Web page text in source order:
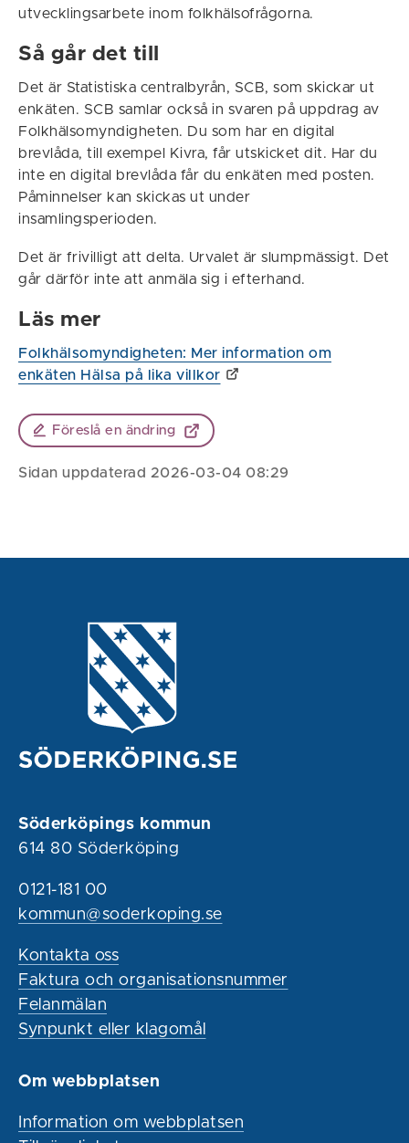
utvecklingsarbete inom folkhälsofrågorna.
Så går det till
Det är Statistiska centralbyrån, SCB, som skickar ut
enkäten. SCB samlar också in svaren på uppdrag av
Folkhälsomyndigheten. Du som har en digital
brevlåda, till exempel Kivra, får utskicket dit. Har du
inte en digital brevlåda får du enkäten med posten.
Påminnelser kan skickas ut under
insamlingsperioden.
Det är frivilligt att delta. Urvalet är slumpmässigt. Det
går därför inte att anmäla sig i efterhand.
Läs mer
Folkhälsomyndigheten: Mer information om
enkäten Hälsa på lika villkor
Föreslå en ändring
Sidan uppdaterad 2026-03-04 08:29
Söderköpings kommun
614 80 Söderköping
0121-181 00
kommun@soderkoping.se
Kontakta oss
Faktura och organisationsnummer
Felanmälan
Synpunkt eller klagomål
Om webbplatsen
Information om webbplatsen